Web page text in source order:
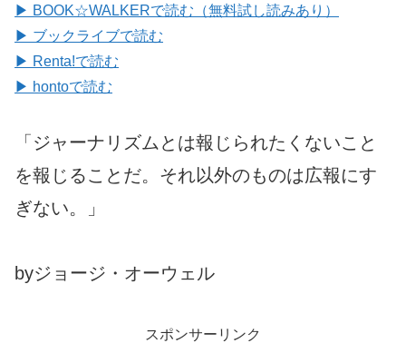
▶ BOOK☆WALKERで読む（無料試し読みあり）
▶ ブックライブで読む
▶ Renta!で読む
▶ hontoで読む
「ジャーナリズムとは報じられたくないこと
を報じることだ。それ以外のものは広報にす
ぎない。」
byジョージ・オーウェル
スポンサーリンク